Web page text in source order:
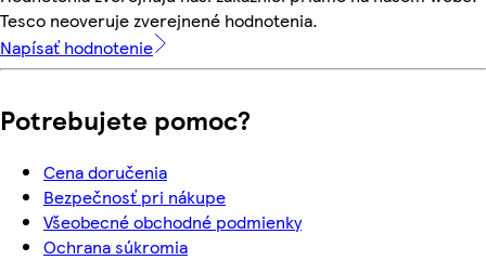
Tesco neoveruje zverejnené hodnotenia.
Napísať hodnotenie
Potrebujete pomoc?
Cena doručenia
Bezpečnosť pri nákupe
Všeobecné obchodné podmienky
Ochrana súkromia